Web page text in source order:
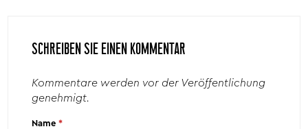
SCHREIBEN SIE EINEN KOMMENTAR
Kommentare werden vor der Veröffentlichung
genehmigt.
Name*